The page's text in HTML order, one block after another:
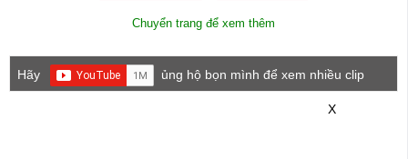
Chuyển trang để xem thêm
Hãy
ủng hộ bọn mình để xem nhiều clip
X